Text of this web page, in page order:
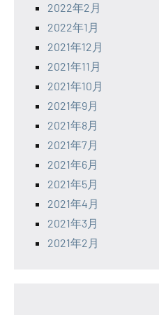
2022年2月
2022年1月
2021年12月
2021年11月
2021年10月
2021年9月
2021年8月
2021年7月
2021年6月
2021年5月
2021年4月
2021年3月
2021年2月